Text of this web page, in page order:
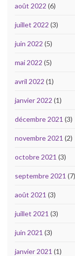
août 2022 (6)
juillet 2022 (3)
juin 2022 (5)
mai 2022 (5)
avril 2022 (1)
janvier 2022 (1)
décembre 2021 (3)
novembre 2021 (2)
octobre 2021 (3)
septembre 2021 (7)
août 2021 (3)
juillet 2021 (3)
juin 2021 (3)
janvier 2021 (1)